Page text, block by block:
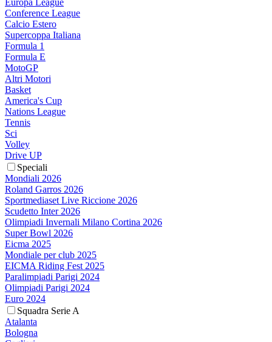
Europa League
Conference League
Calcio Estero
Supercoppa Italiana
Formula 1
Formula E
MotoGP
Altri Motori
Basket
America's Cup
Nations League
Tennis
Sci
Volley
Drive UP
Speciali
Mondiali 2026
Roland Garros 2026
Sportmediaset Live Riccione 2026
Scudetto Inter 2026
Olimpiadi Invernali Milano Cortina 2026
Super Bowl 2026
Eicma 2025
Mondiale per club 2025
EICMA Riding Fest 2025
Paralimpiadi Parigi 2024
Olimpiadi Parigi 2024
Euro 2024
Squadra Serie A
Atalanta
Bologna